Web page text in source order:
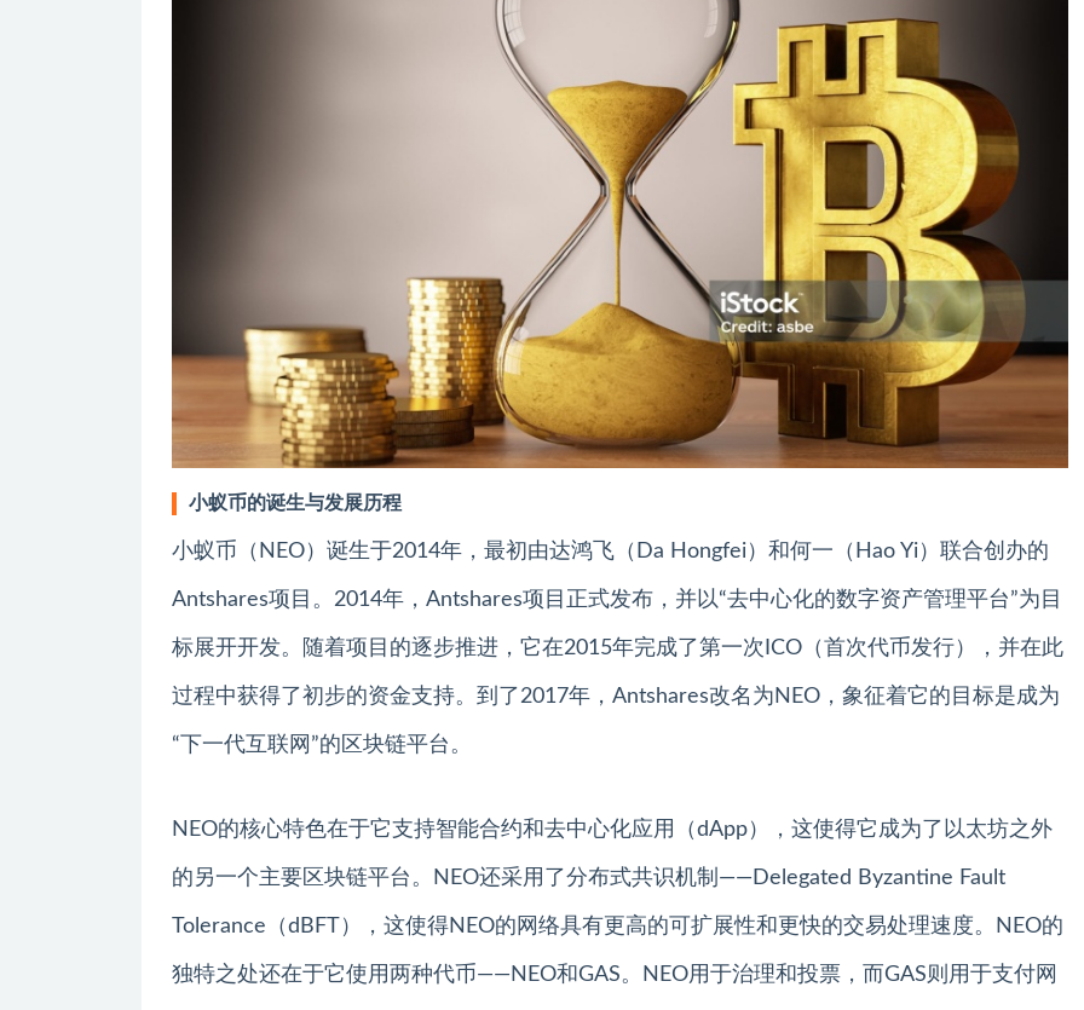
小蚁币的诞生与发展历程
小蚁币（NEO）诞生于2014年，最初由达鸿飞（Da Hongfei）和何一（Hao Yi）联合创办的
Antshares项目。2014年，Antshares项目正式发布，并以“去中心化的数字资产管理平台”为目
标展开开发。随着项目的逐步推进，它在2015年完成了第一次ICO（首次代币发行），并在此
过程中获得了初步的资金支持。到了2017年，Antshares改名为NEO，象征着它的目标是成为
“下一代互联网”的区块链平台。
NEO的核心特色在于它支持智能合约和去中心化应用（dApp），这使得它成为了以太坊之外
的另一个主要区块链平台。NEO还采用了分布式共识机制——Delegated Byzantine Fault
Tolerance（dBFT），这使得NEO的网络具有更高的可扩展性和更快的交易处理速度。NEO的
独特之处还在于它使用两种代币——NEO和GAS。NEO用于治理和投票，而GAS则用于支付网